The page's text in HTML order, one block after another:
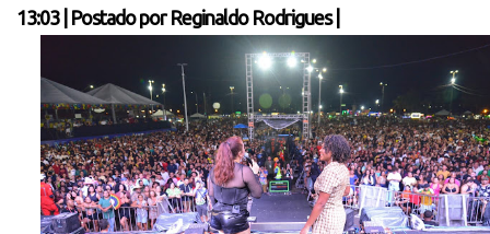
13:03| Postado por Reginaldo Rodrigues